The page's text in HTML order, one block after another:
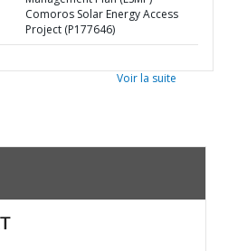
Comoros Solar Energy Access
Project (P177646)
Voir la suite